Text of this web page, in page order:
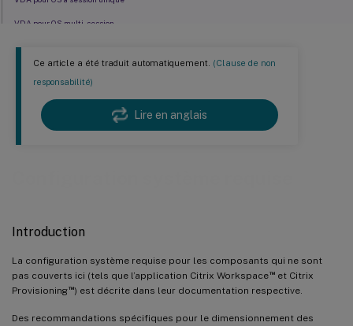
Ce article a été traduit automatiquement. (Clause de non
responsabilité)
Lire en anglais
Introduction
La configuration système requise pour les composants qui ne sont
pas couverts ici (tels que l’application Citrix Workspace™et Citrix
Provisioning™) est décrite dans leur documentation respective.
Des recommandations spécifiques pour le dimensionnement des
VDA pour OS multi-session
Hôtes / ressources de virtualisation
Universal Print Server